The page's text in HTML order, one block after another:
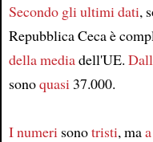
Secondo gli ultimi dati,
Repubblica Ceca è
della mediadell'UE.
sonoquasi37.000.
I numerisonotristi, ma